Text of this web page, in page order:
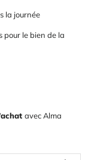
la journée
pour le bien de la
avecAlma